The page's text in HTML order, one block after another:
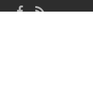
facebook
RSS